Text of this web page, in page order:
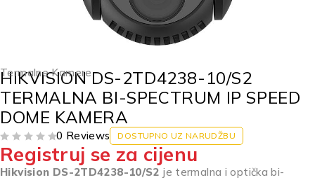
Termalne Kamere
HIKVISION DS-2TD4238-10/S2
TERMALNA BI-SPECTRUM IP SPEED
DOME KAMERA
0 Reviews DOSTUPNO UZ NARUDŽBU
Registruj se za cijenu
Hikvision DS-2TD4238-10/S2 je termalna i optička bi-